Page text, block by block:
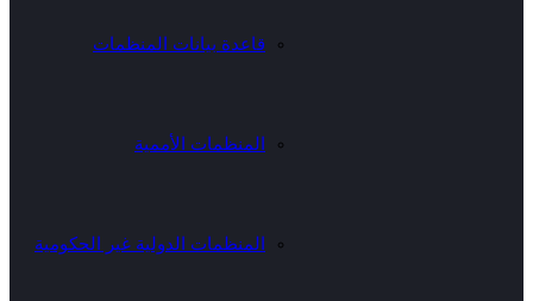
قاعدة بيانات المنظمات
المنظمات الأممية
المنظمات الدولية غير الحكومية